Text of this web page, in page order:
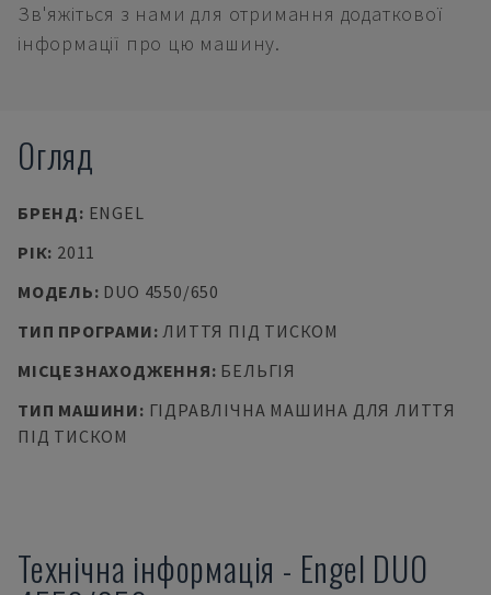
Зв'яжіться з нами для отримання додаткової
інформації про цю машину.
Огляд
БРЕНД: ENGEL
РІК: 2011
МОДЕЛЬ: DUO 4550/650
ТИП ПРОГРАМИ:ЛИТТЯ ПІД ТИСКОМ
МІСЦЕЗНАХОДЖЕННЯ: БЕЛЬГІЯ
ТИП МАШИНИ: ГІДРАВЛІЧНА МАШИНА ДЛЯ ЛИТТЯ
ПІД ТИСКОМ
Технічна інформація - Engel DUO